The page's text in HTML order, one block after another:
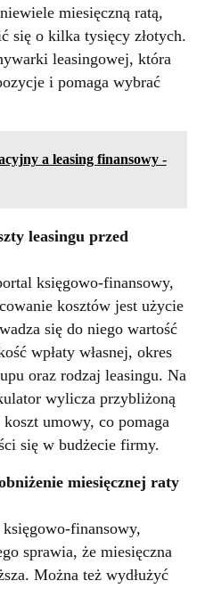
miesięczną ratą,
się o kilka tysięcy złotych.
leasingowej, która
i pomaga wybrać
a leasing finansowy -
leasingu przed
księgowo-finansowy,
kosztów jest użycie
się do niego wartość
wpłaty własnej, okres
oraz rodzaj leasingu. Na
wylicza przybliżoną
umowy, co pomaga
się w budżecie firmy.
miesięcznej raty
finansowy,
sprawia, że miesięczna
Można też wydłużyć